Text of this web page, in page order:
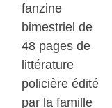
fanzine
bimestriel de
48 pages de
littérature
policière édité
par la famille